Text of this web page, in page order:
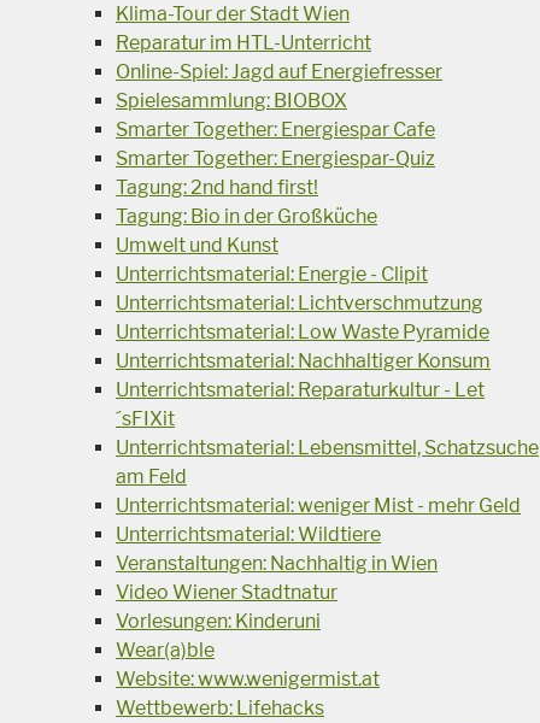
Klima-Tour der Stadt Wien
Reparatur im HTL-Unterricht
Online-Spiel: Jagd auf Energiefresser
Spielesammlung: BIOBOX
Smarter Together: Energiespar Cafe
Smarter Together: Energiespar-Quiz
Tagung: 2nd hand first!
Tagung: Bio in der Großküche
Umwelt und Kunst
Unterrichtsmaterial: Energie - Clipit
Unterrichtsmaterial: Lichtverschmutzung
Unterrichtsmaterial: Low Waste Pyramide
Unterrichtsmaterial: Nachhaltiger Konsum
Unterrichtsmaterial: Reparaturkultur - Let
´sFIXit
Unterrichtsmaterial: Lebensmittel, Schatzsuche
am Feld
Unterrichtsmaterial: weniger Mist - mehr Geld
Unterrichtsmaterial: Wildtiere
Veranstaltungen: Nachhaltig in Wien
Video Wiener Stadtnatur
Vorlesungen: Kinderuni
Wear(a)ble
Website: www.wenigermist.at
Wettbewerb: Lifehacks